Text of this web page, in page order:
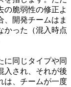
の脆弱性の修正よ
、開発チームはま
かった（混入時点
に同じタイプや同
入され、それが後
は、チームが一度